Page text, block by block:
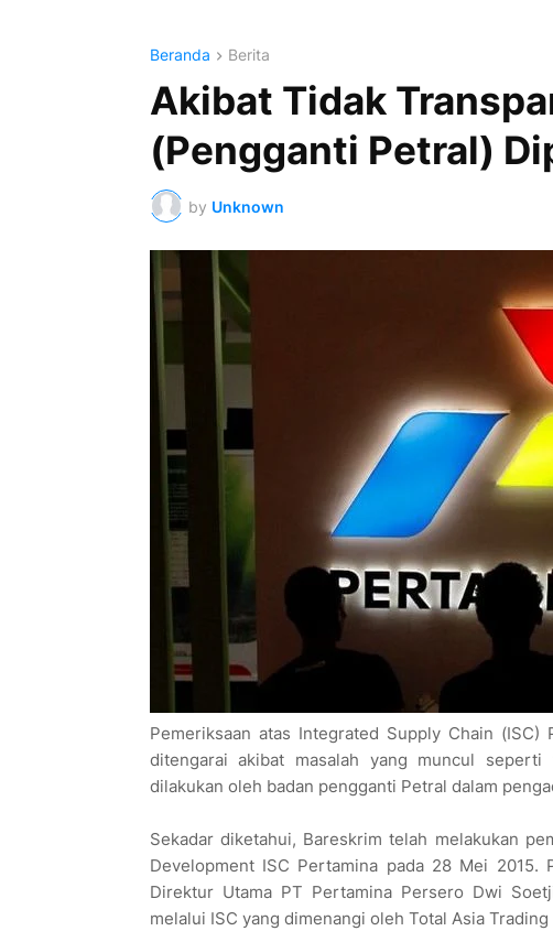
Beranda Berita
Akibat Tidak
(Pengganti Petral)
by Unknown
Pemeriksaan atas Integrated Supply Chain
ditengarai akibat masalah yang muncul
dilakukan oleh badan pengganti Petral dalam
Sekadar diketahui, Bareskrim telah melakukan
Development ISC Pertamina pada 28 Mei 2015.
Direktur Utama PT Pertamina Persero Dwi
melalui ISC yang dimenangi oleh Total Asia Trading